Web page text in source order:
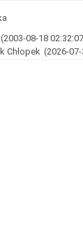
(2003-08-18
Chłopek (2026-